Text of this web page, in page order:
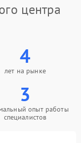
центра
4
лет на рынке
3
опыт работы
специалистов